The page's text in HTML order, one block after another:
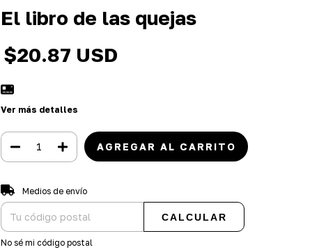
El libro de las quejas
$20.87 USD
Ver más detalles
Entregas para el CP:
Medios de envío
CALCULAR
No sé mi código postal